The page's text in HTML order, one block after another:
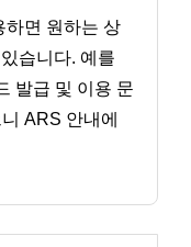
하면 원하는 상
습니다. 예를
발급 및 이용 문
ARS 안내에